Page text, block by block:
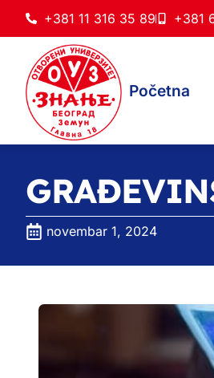
+381 11 316 35 89 +381
Početna
novembar 1, 2024